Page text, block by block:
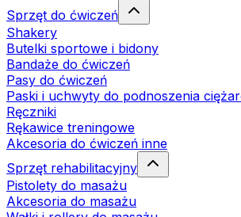
Sprzęt do ćwiczeń
Shakery
Butelki sportowe i bidony
Bandaże do ćwiczeń
Pasy do ćwiczeń
Paski i uchwyty do podnoszenia
Ręczniki
Rękawice treningowe
Akcesoria do ćwiczeń inne
Sprzęt rehabilitacyjny
Pistolety do masażu
Akcesoria do masażu